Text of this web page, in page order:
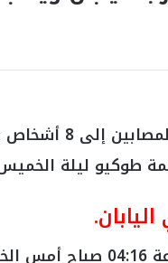
الزلزال الذي حدث في محافظة
طوكيو ليلة
حدث في الساعة